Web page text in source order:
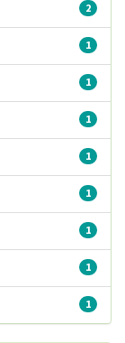
2
1
1
1
1
1
1
1
1